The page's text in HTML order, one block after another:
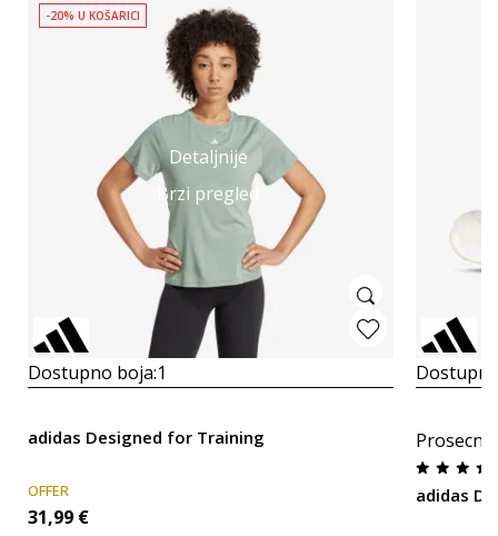
Detaljnije
Brzi pregled
-20% U KOŠARICI
Dostupno boja:1
adidas Designed for Training
OFFER
31,99 €
adidas